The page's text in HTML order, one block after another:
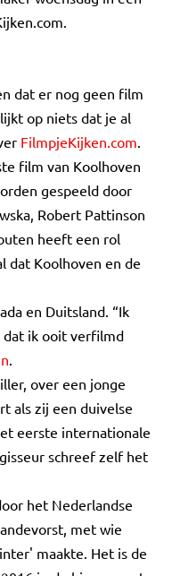
dat er nog geen film
op niets dat je al
FilmpjeKijken.com.
film van Koolhoven
gespeeld door
Robert Pattinson
heeft een rol
dat Koolhoven en de
en Duitsland. “Ik
dat ik ooit verfilmd
.
over een jonge
als zij een duivelse
eerste internationale
schreef zelf het
het Nederlandse
met wie
maakte. Het is de